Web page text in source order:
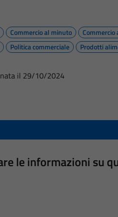
Commercio al minuto
Politica commerciale Prodotti
il 29/10/2024
le informazioni su